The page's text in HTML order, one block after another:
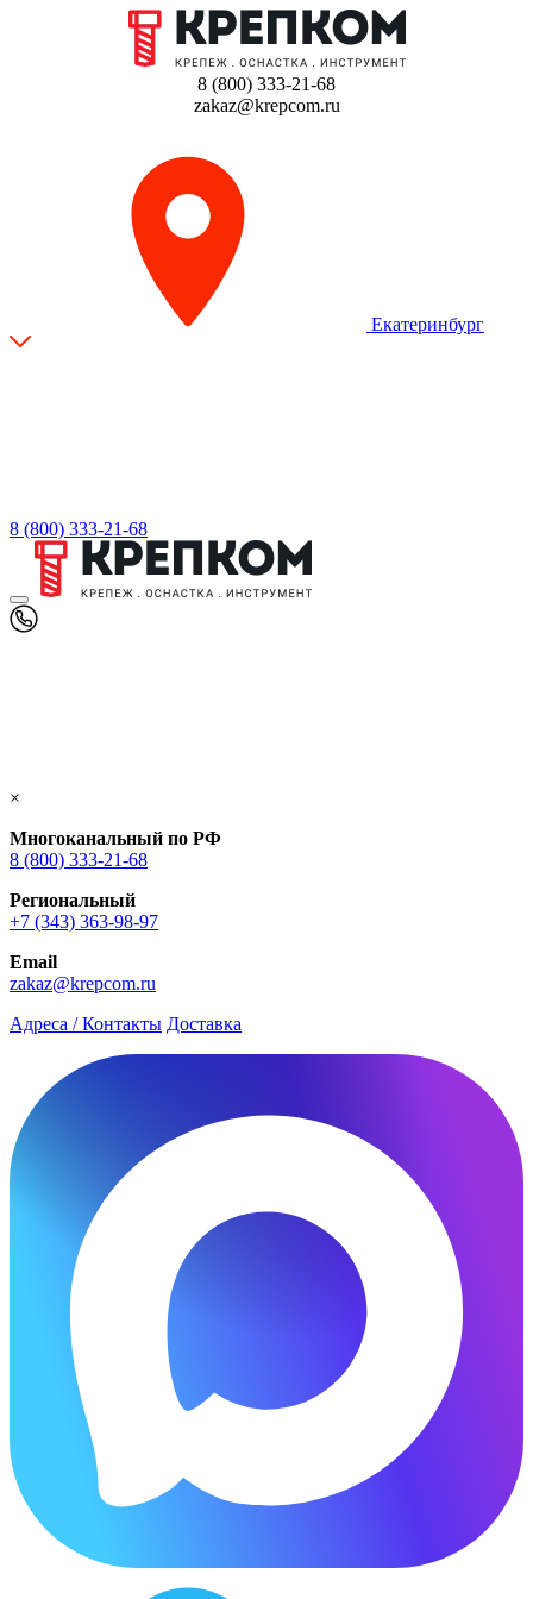
8 (800) 333-21-68
zakaz@krepcom.ru
Екатеринбург
8 (800) 333-21-68
×
Многоканальный по РФ
8 (800) 333‑21-68
Региональный
+7 (343) 363-98-97
Email
zakaz@krepcom.ru
Адреса / Контакты Доставка